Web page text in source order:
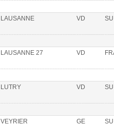
LAUSANNE VD
LAUSANNE 27 VD
LUTRY VD
VEYRIER GE